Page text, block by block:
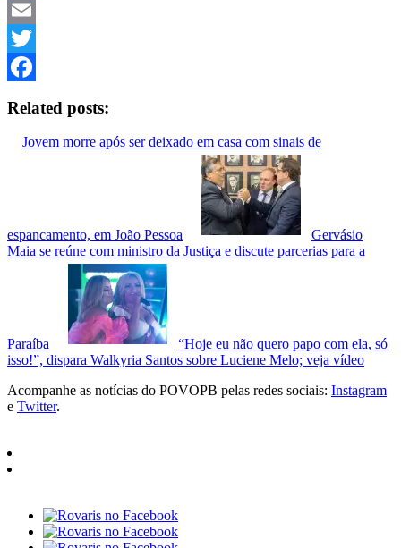
Telegram
Email
Twitter
Related posts:
Jovem morre após ser deixado em casa com sinais de
espancamento, em João Pessoa
Gervásio
Maia se reúne com ministro da Justiça e discute parcerias para a
Paraíba
“Hoje eu não quero papo com ela, só
isso!”, dispara Walkyria Santos sobre Luciene Melo; veja vídeo
Acompanhe as notícias do POVOPB pelas redes sociais: Instagram
e Twitter.